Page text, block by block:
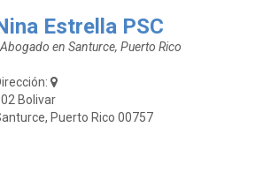
Estrella PSC
en Santurce, Puerto Rico
Bolivar
Puerto Rico 00757